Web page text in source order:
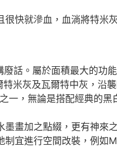
快就滲血，血淌將特米
話。屬於面積最大的
米灰及瓦爾特中灰，沿
一，無論是搭配經典的
畫加之點綴，更有神
宜進行空間改裝，例